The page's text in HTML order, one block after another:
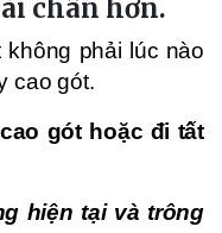
chân hơn.
phải lúc nào
cao gót.
gót hoặc đi tất
hiện tại và trông